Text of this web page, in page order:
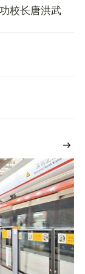
校长唐洪武